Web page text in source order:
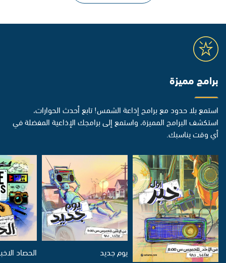
برامج مميزة
استمع بلا حدود مع برامج إذاعة الشمس! تابع أحدث الحوارات،
استكشف البرامج المميزة، واستمع إلى برامجك الإذاعية المفضلة في
أي وقت يناسبك.
يوم جديد
الحصاد